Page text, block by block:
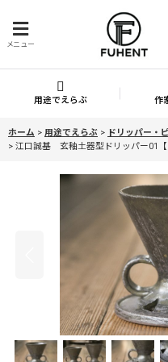
メニュー
用途でえらぶ 作
ホーム > 用途でえらぶ > ドリッパー・
> 江口誠基 玄釉土器型ドリッパー01【